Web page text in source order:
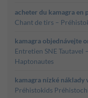
acheter du kamagra en
Chant de tirs –
kamagra objednávejte
Entretien SNE Tautavel
Haptonautes
kamagra nízké náklady
Préhistokids